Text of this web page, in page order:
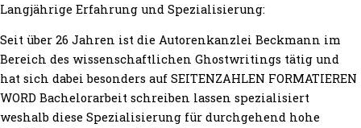
Langjährige Erfahrung und Spezialisierung:
Seit über 26 Jahren ist die Autorenkanzlei Beckmann im
Bereich des wissenschaftlichen Ghostwritings tätig und
hat sich dabei besonders auf SEITENZAHLEN FORMATIEREN
WORD Bachelorarbeit schreiben lassen spezialisiert
weshalb diese Spezialisierung für durchgehend hohe